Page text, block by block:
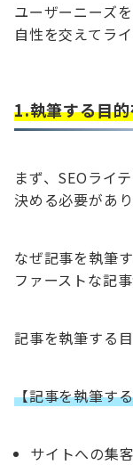
ユーザーニーズ
自性を交えてラ
1.執筆する目
まず、SEOライ
決める必要があり
なぜ記事を執筆
ファーストな記
記事を執筆する
【記事を執筆す
サイトへの集客